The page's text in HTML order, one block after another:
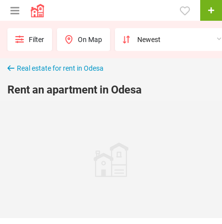
Filter On Map
Real estate for rent in Odesa
Rent an apartment in Odesa